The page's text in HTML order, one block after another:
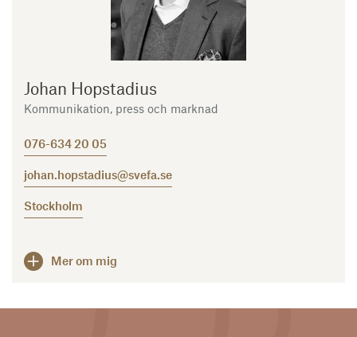
Johan Hopstadius
Kommunikation, press och marknad
076-634 20 05
johan.hopstadius@svefa.se
Stockholm
Mer om mig